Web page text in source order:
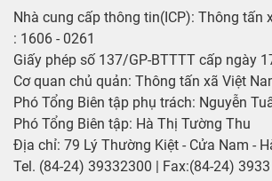
Nhà cung cấp thông tin(ICP): Thông tấn
: 1606 - 0261
Giấy phép số 137/GP-BTTTT cấp ngày
Cơ quan chủ quản: Thông tấn xã Việt
Phó Tổng Biên tập phụ trách: Nguyễn
Phó Tổng Biên tập: Hà Thị Tường Thu
Địa chỉ: 79 Lý Thường Kiệt - Cửa Nam -
Tel. (84-24) 39332300 | Fax:(84-24) 3933